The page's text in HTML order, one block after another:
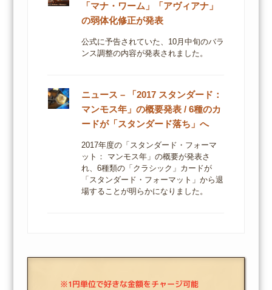
「マナ・ワーム」「アヴィアナ」
の弱体化修正が発表
公式に予告されていた、10月中旬のバラ
ンス調整の内容が発表されました。
ニュース – 「2017 スタンダード：
マンモス年」の概要発表 / 6種のカ
ードが「スタンダード落ち」へ
2017年度の「スタンダード・フォーマ
ット： マンモス年」の概要が発表さ
れ、6種類の「クラシック」カードが
「スタンダード・フォーマット」から退
場することが明らかになりました。
※1円単位で好きな金額をチャージ可能